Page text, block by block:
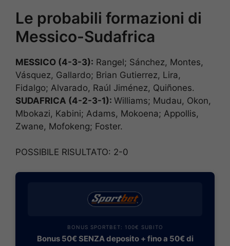
Le probabili formazioni di
Messico-Sudafrica
MESSICO (4-3-3): Rangel; Sánchez, Montes,
Vásquez, Gallardo; Brian Gutierrez, Lira,
Fidalgo; Alvarado, Raúl Jiménez, Quiñones.
SUDAFRICA (4-2-3-1): Williams; Mudau, Okon,
Mbokazi, Kabini; Adams, Mokoena; Appollis,
Zwane, Mofokeng; Foster.
POSSIBILE RISULTATO: 2-0
BONUS SPORTBET: 100€ SUBITO
Bonus 50€ SENZA deposito + fino a 50€ di